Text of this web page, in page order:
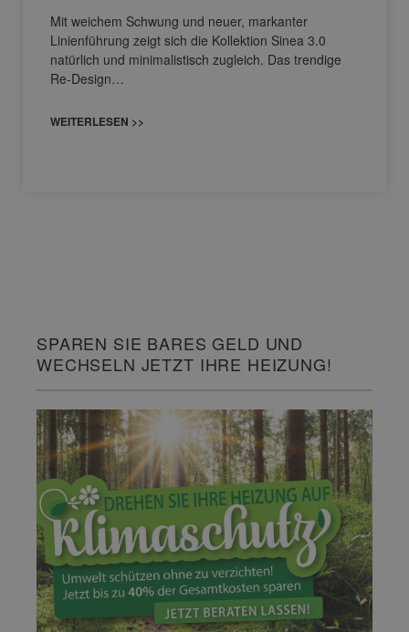
Mit weichem Schwung und neuer, markanter
Linienführung zeigt sich die Kollektion Sinea 3.0
natürlich und minimalistisch zugleich. Das trendige
Re-Design…
WEITERLESEN >>
SPAREN SIE BARES GELD UND
WECHSELN JETZT IHRE HEIZUNG!